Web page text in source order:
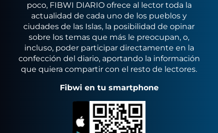
poco, FIBWI DIARIO ofrece al lector toda la
actualidad de cada uno de los pueblos y
ciudades de las Islas, la posibilidad de opinar
sobre los temas que más le preocupan, o,
incluso, poder participar directamente en la
confección del diario, aportando la información
que quiera compartir con el resto de lectores.
Fibwi en tu smartphone